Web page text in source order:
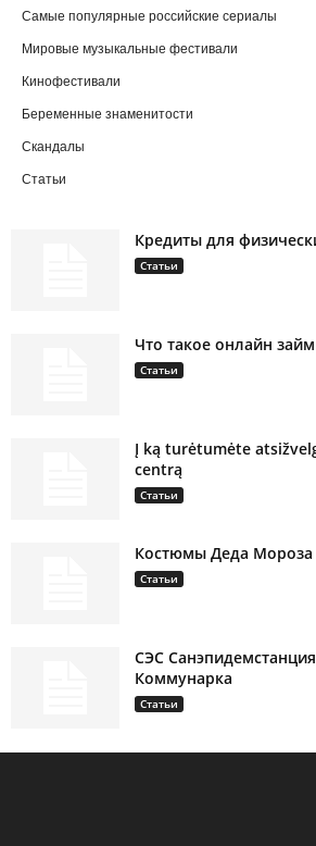
Самые популярные российские сериалы
Мировые музыкальные фестивали
Кинофестивали
Беременные знаменитости
Скандалы
Статьи
Кредиты для
Статьи
Что такое онлайн
Статьи
Į ką turėtumėte
centrą
Статьи
Костюмы Деда Мороза
Статьи
СЭС
Коммунарка
Статьи